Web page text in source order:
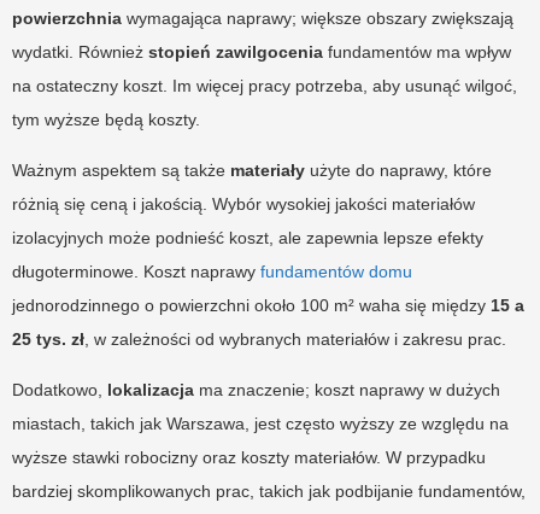
powierzchnia wymagająca naprawy; większe obszary zwiększają
wydatki. Również stopień zawilgocenia fundamentów ma wpływ
na ostateczny koszt. Im więcej pracy potrzeba, aby usunąć wilgoć,
tym wyższe będą koszty.
Ważnym aspektem są także materiały użyte do naprawy, które
różnią się ceną i jakością. Wybór wysokiej jakości materiałów
izolacyjnych może podnieść koszt, ale zapewnia lepsze efekty
długoterminowe. Koszt naprawy fundamentów domu
jednorodzinnego o powierzchni około 100 m² waha się między 15 a
25 tys. zł, w zależności od wybranych materiałów i zakresu prac.
Dodatkowo, lokalizacja ma znaczenie; koszt naprawy w dużych
miastach, takich jak Warszawa, jest często wyższy ze względu na
wyższe stawki robocizny oraz koszty materiałów. W przypadku
bardziej skomplikowanych prac, takich jak podbijanie fundamentów,